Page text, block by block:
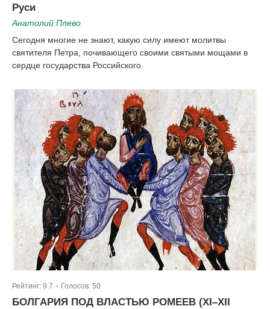
Руси
Анатолий Плево
Сегодня многие не знают, какую силу имеют молитвы
святителя Петра, почивающего своими святыми мощами в
сердце государства Российского.
Рейтинг: 9.7 Голосов: 50
БОЛГАРИЯ ПОД ВЛАСТЬЮ РОМЕЕВ (XI–XII